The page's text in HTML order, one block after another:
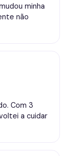
minha
não
Com 3
a cuidar